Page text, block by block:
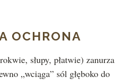
OCHRONA
słupy, płatwie) zanurza
„wciąga” sól głęboko do